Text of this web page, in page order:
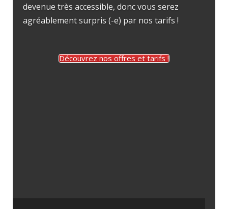
devenue très accessible, donc vous serez
agréablement surpris (-e) par nos tarifs !
Découvrez nos offres et tarifs !